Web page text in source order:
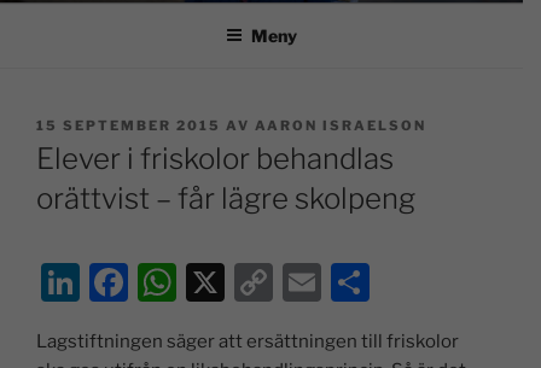
Meny
15 SEPTEMBER 2015 AV AARON ISRAELSON
Elever i friskolor behandlas
orättvist – får lägre skolpeng
Li F
W X
C
E
Lagstiftningen säger att ersättningen till friskolor